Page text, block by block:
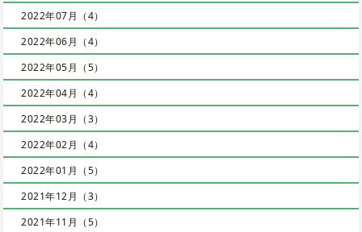
2022年07月（4）
2022年06月（4）
2022年05月（5）
2022年04月（4）
2022年03月（3）
2022年02月（4）
2022年01月（5）
2021年12月（3）
2021年11月（5）